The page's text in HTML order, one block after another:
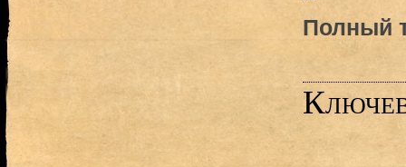
Полный